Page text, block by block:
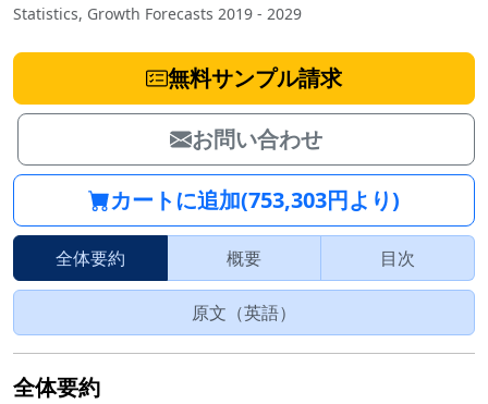
Statistics, Growth Forecasts 2019 - 2029
無料サンプル請求
お問い合わせ
カートに追加(753,303円より)
全体要約 概要 目次
原文（英語）
全体要約